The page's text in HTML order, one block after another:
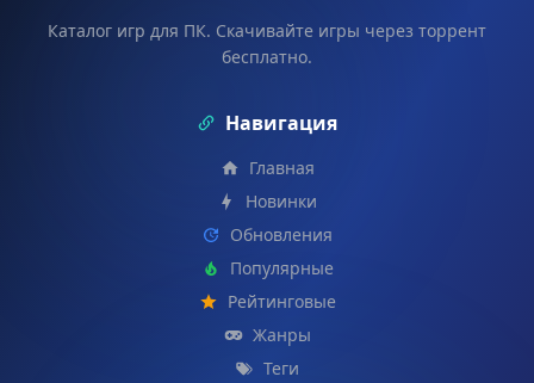
Каталог игр для ПК. Скачивайте игры через торрент
бесплатно.
Навигация
Главная
Новинки
Обновления
Популярные
Рейтинговые
Жанры
Теги